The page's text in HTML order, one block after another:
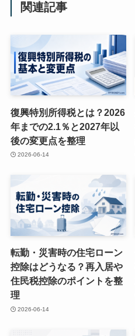
関連記事
復興特別所得税とは？2026
年までの2.1％と2027年以
後の変更点を整理
2026-06-14
転勤・災害時の住宅ローン
控除はどうなる？再入居や
住民税控除のポイントを整
理
2026-06-14